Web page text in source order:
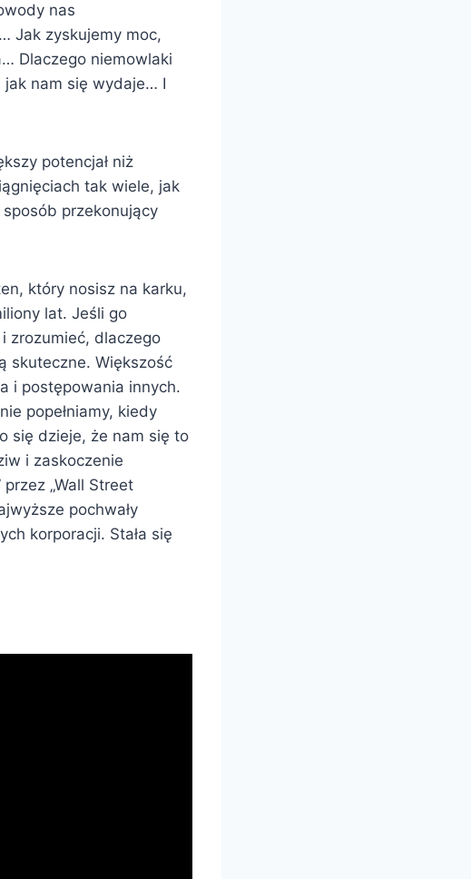
nas
Jak zyskujemy moc,
Dlaczego niemowlaki
jak nam się wydaje… I
potencjał niż
tak wiele, jak
przekonujący
który nosisz na karku,
lat. Jeśli go
zrozumieć, dlaczego
skuteczne. Większość
i postępowania innych.
popełniamy, kiedy
się dzieje, że nam się to
i zaskoczenie
„Wall Street
pochwały
korporacji. Stała się